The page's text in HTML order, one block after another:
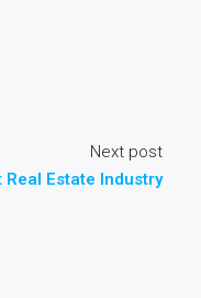
Next post
Estate Industry